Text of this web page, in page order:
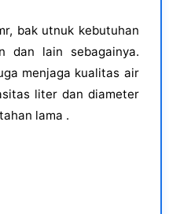
bak utnuk kebutuhan
dan lain sebagainya.
menjaga kualitas air
liter dan diameter
lama .